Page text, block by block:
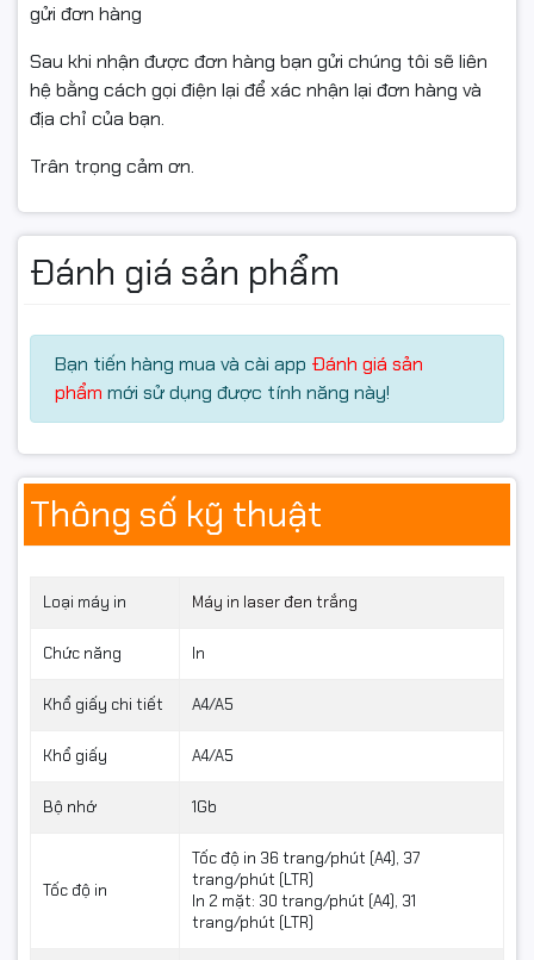
Không lem mực
Phù hợp in hợp đồng, hóa đơn, tài liệu kế toán, văn bản
hành chính
🔹5. Tiết kiệm chi phí – Dễ
sử dụng
Hộp mực laser đen trắng tiết kiệm
Chi phí trên mỗi bản in thấp, phù hợp doanh nghiệp in
nhiều
📌Thông số nổi bật (tóm
tắt)
Loại máy: Laser đen trắng
In 2 mặt: Tự động
Kết nối: USB, WiFi
✅Vì sao nên mua
LBP243DW NK tại
Hancomputer.vn?
✔ HàngCanon chính hãng
✔ Giá cạnh tranh – báo giá nhanh
gửi đơn hàng
Sau khi nhận được đơn hàng bạn gửi chúng tôi sẽ liên
hệ bằng cách gọi điện lại để xác nhận lại đơn hàng và
địa chỉ của bạn.
Trân trọng cảm ơn.
Đánh giá sản phẩm
Bạn tiến hàng mua và cài app Đánh giá sản
phẩm mới sử dụng được tính năng này!
Thông số kỹ thuật
Loại máy in Máy in laser đen trắng
Chức năng In
Khổ giấy chi tiết A4/A5
Khổ giấy A4/A5
Bộ nhớ 1Gb
Tốc độ in
Tốc độ in 36 trang/phút (A4), 37
trang/phút (LTR)
In 2 mặt: 30 trang/phút (A4), 31
trang/phút (LTR)